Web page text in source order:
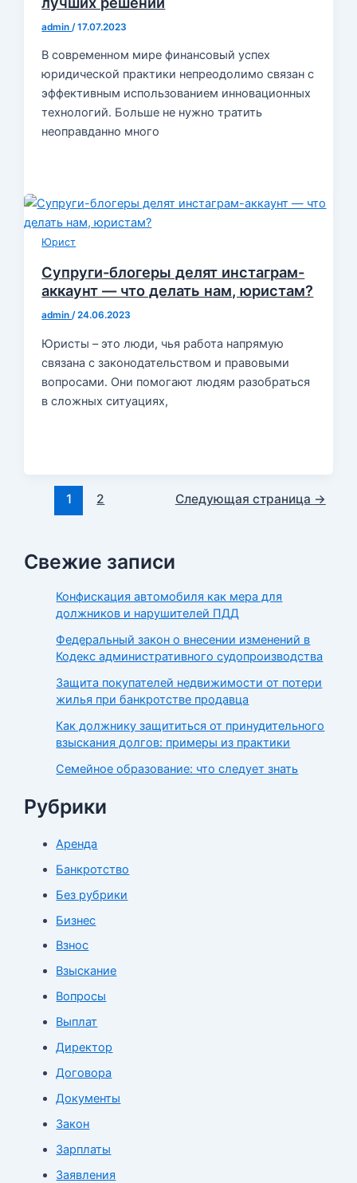
admin/17.07.2023
В современном мире финансовый успех
юридической практики непреодолимо связан с
эффективным использованием инновационных
технологий. Больше не нужно тратить
неоправданно много
Юрист
Супруги-блогеры делят инстаграм-
аккаунт — что делать нам, юристам?
admin/24.06.2023
Юристы – это люди, чья работа напрямую
связана с законодательством и правовыми
вопросами. Они помогают людям разобраться
в сложных ситуациях,
Постраничная
навигация
1 2 Следующая страница →
Свежие записи
Конфискация автомобиля как мера для
должников и нарушителей ПДД
Федеральный закон о внесении изменений в
Кодекс административного судопроизводства
Защита покупателей недвижимости от потери
жилья при банкротстве продавца
Как должнику защититься от принудительного
взыскания долгов: примеры из практики
Семейное образование: что следует знать
Рубрики
Аренда
Банкротство
Без рубрики
Бизнес
Взнос
Взыскание
Вопросы
Выплат
Директор
Договора
Документы
Закон
Зарплаты
Заявления